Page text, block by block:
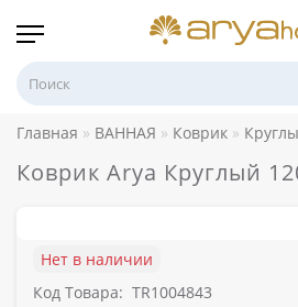
Главная ВАННАЯ Коврик
Коврик Arya Круглый
Нет в наличии
Код Товара: TR1004843